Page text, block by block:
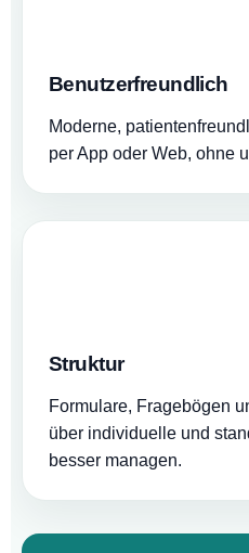
Benutzerfreundlich
Moderne,
per App oder Web, ohne
Struktur
Formulare, Fragebögen
über individuelle und
besser managen.